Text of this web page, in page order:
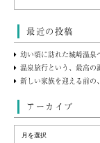
最近の投稿
幼い頃に訪れた城崎温泉
温泉旅行という、最高の
新しい家族を迎える前の
アーカイブ